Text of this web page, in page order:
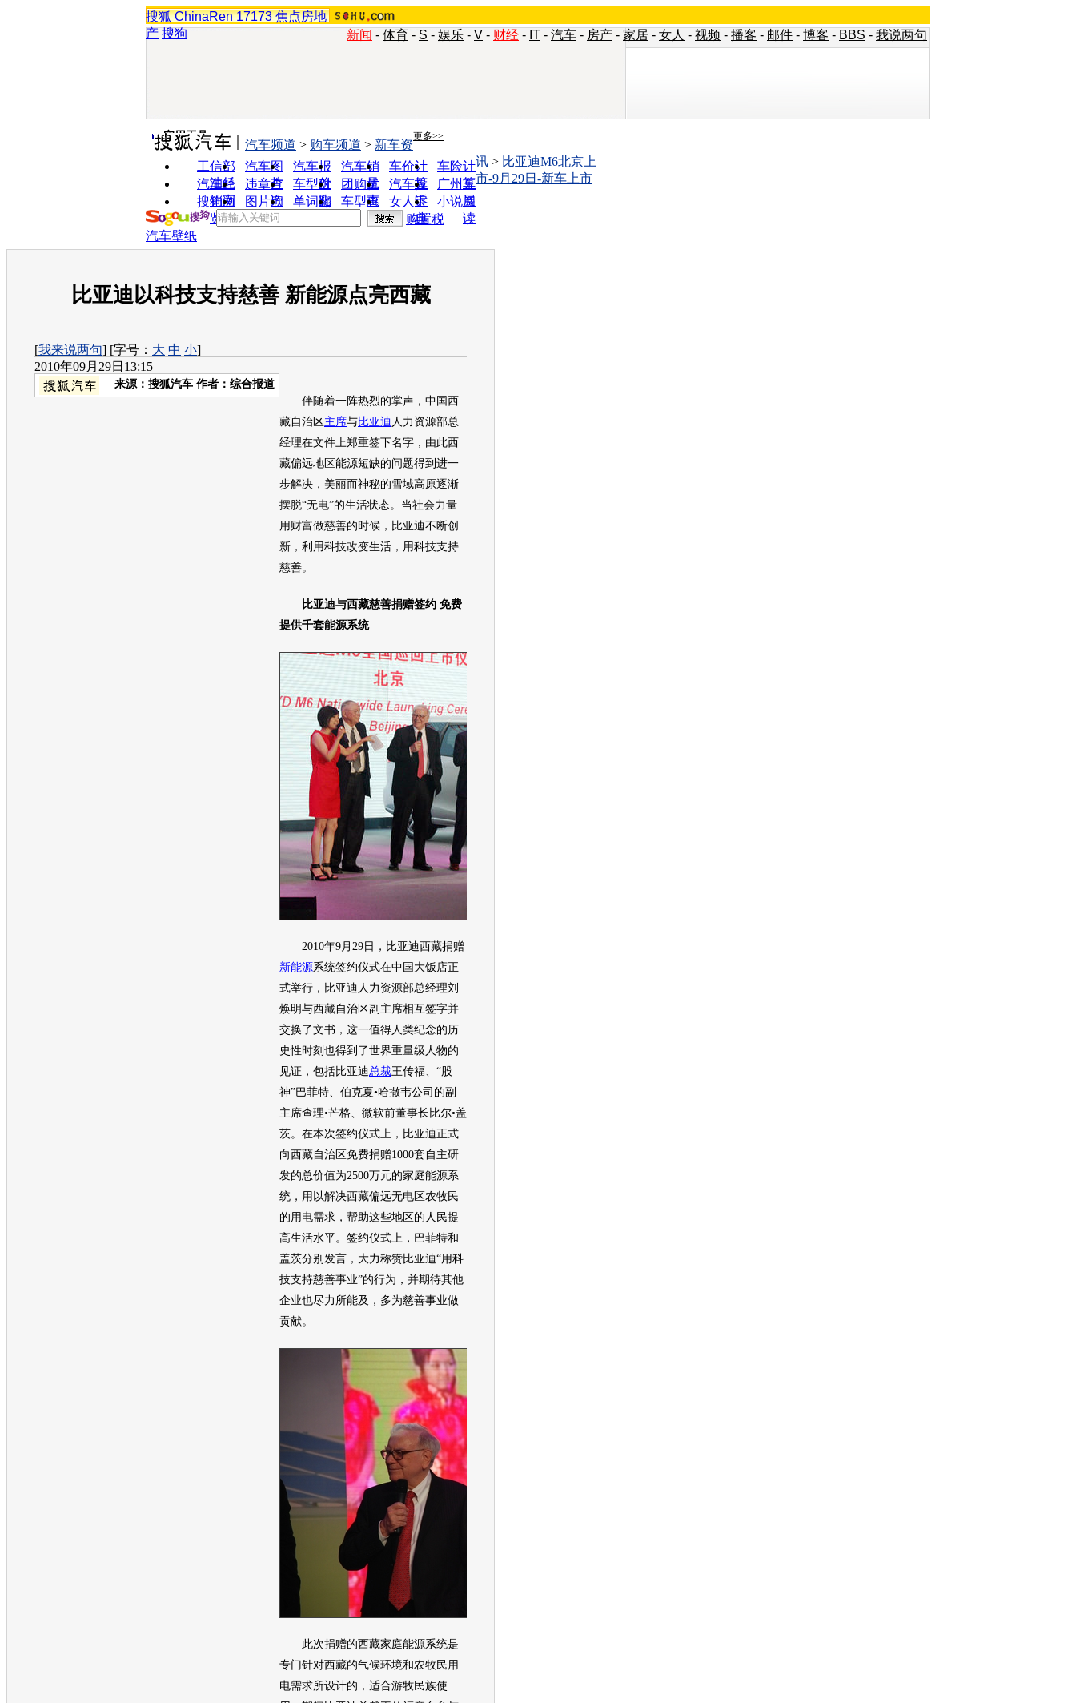
搜狐 ChinaRen 17173 焦点房地
产 搜狗 新闻 - 体育 - S - 娱乐 - V - 财经 - IT - 汽车 - 房产 - 家居 - 女人 - 视频 - 播客 - 邮件 - 博客 - BBS - 我说两句
实用工具 更多>>
工信部
油耗
汽车图
片
汽车报
价
汽车销
量
车价计
算
车险计
算
汽车经
销商
违章查
询
车型对
比
团购优
惠
汽车投
诉
广州车
展
搜狗浏
览器
图片欣
赏
单词翻
车型查
询
女人宝
典
小说阅
读
汽车频道 > 购车频道 > 新车资
讯 > 比亚迪M6北京上
市-9月29日-新车上市
购置税
汽车壁纸
比亚迪以科技支持慈善 新能源点亮西藏
[我来说两句] [字号： 大 中 小]
2010年09月29日13:15
来源： 搜狐汽车 作者：综合报道
伴随着一阵热烈的掌声，中国西
藏自治区 主席与比亚迪 人力资源部总
经理在文件上郑重签下名字，由此西
藏偏远地区能源短缺的问题得到进一
步解决，美丽而神秘的雪域高原逐渐
摆脱“无电”的生活状态。当社会力量
用财富做慈善的时候， 比亚迪不断创
新，利用科技改变生活，用科技支持
慈善。
比亚迪与西藏慈善捐赠签约 免费
提供千套能源系统
2010年9月29日， 比亚迪西藏捐赠
新能源 系统签约仪式在中国大饭店正
式举行， 比亚迪 人力资源部总经理刘
焕明与西藏自治区副 主席相互签字并
交换了文书，这一值得人类纪念的历
史性时刻也得到了世界重量级人物的
见证，包括比亚迪总裁王传福、“股
神”巴菲特、伯克夏•哈撒韦公司的副
主席查理•芒格、微软前董事长比尔•盖
茨。在本次签约仪式上， 比亚迪正式
向西藏自治区免费捐赠1000套自主研
发的总价值为2500万元的家庭能源系
统，用以解决西藏偏远无电区农牧民
的用电需求，帮助这些地区的人民提
高生活水平。签约仪式上，巴菲特和
盖茨分别发言，大力称赞比亚迪“用科
技支持慈善事业”的行为，并期待其他
企业也尽力所能及，多为慈善事业做
贡献。
此次捐赠的西藏家庭能源系统是
专门针对西藏的气候环境和农牧民用
电需求所设计的，适合游牧民族使